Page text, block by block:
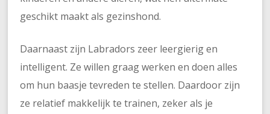
geschikt maakt als gezinshond.
Daarnaast zijn Labradors zeer leergierig en
intelligent. Ze willen graag werken en doen alles
om hun baasje tevreden te stellen. Daardoor zijn
ze relatief makkelijk te trainen, zeker als je